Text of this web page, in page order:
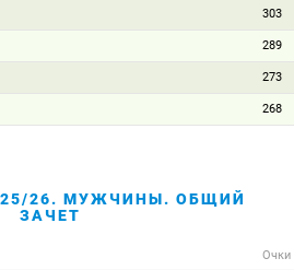
303
289
273
268
26. МУЖЧИНЫ. ОБЩИЙ
ЗАЧЕТ
Очки